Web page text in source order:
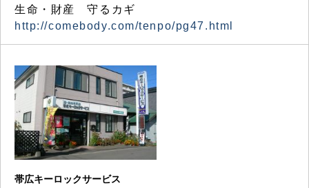
生命・財産 守るカギ
http://comebody.com/tenpo/pg47.html
帯広キーロックサービス